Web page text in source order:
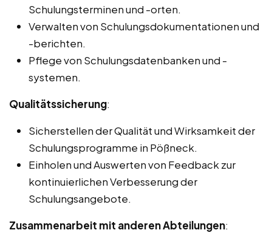
Schulungsterminen und -orten.
Verwalten von Schulungsdokumentationen und
-berichten.
Pflege von Schulungsdatenbanken und -
systemen.
Qualitätssicherung:
Sicherstellen der Qualität und Wirksamkeit der
Schulungsprogramme in Pößneck.
Einholen und Auswerten von Feedback zur
kontinuierlichen Verbesserung der
Schulungsangebote.
Zusammenarbeit mit anderen Abteilungen: